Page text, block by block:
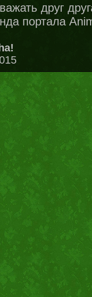
друг
портала